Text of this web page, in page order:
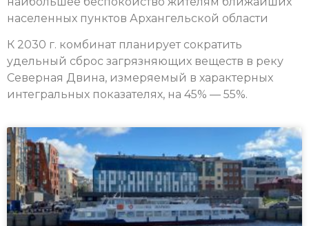
населенных пунктов Архангельской области
К 2030 г. комбинат планирует сократить
удельный сброс загрязняющих веществ в реку
Северная Двина, измеряемый в характерных
интегральных показателях, на 45% — 55%.